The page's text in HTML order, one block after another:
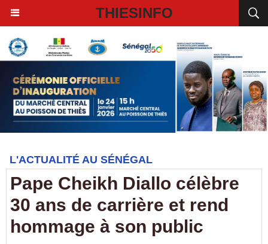
THIESINFO
L'ACTUALITÉ AU SÉNÉGAL
Pape Cheikh Diallo célèbre
30 ans de carrière et rend
hommage à son public